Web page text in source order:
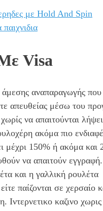
με Hold And Spin
Visa
άμεσης αναπαραγωγής που
απευθείας μέσω του
να απαιτούνται
ακόμα πιο
μέχρι 150% ή ακόμα και
να απαιτούν
και η γαλλική ρουλέτα
παίζονται σε χερσαίο
Ιντερνετικο καζινο